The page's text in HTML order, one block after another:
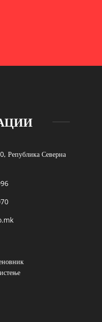
Република Северна